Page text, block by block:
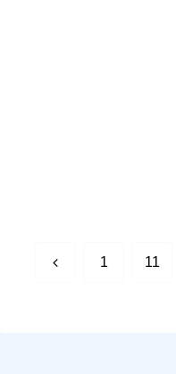
前 1 11